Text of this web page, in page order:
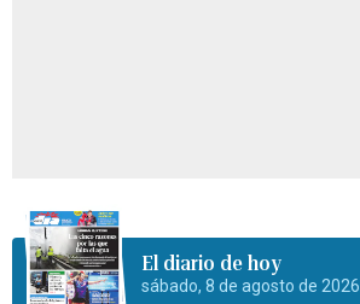
El diario de hoy
sábado, 8 de agosto de 2026